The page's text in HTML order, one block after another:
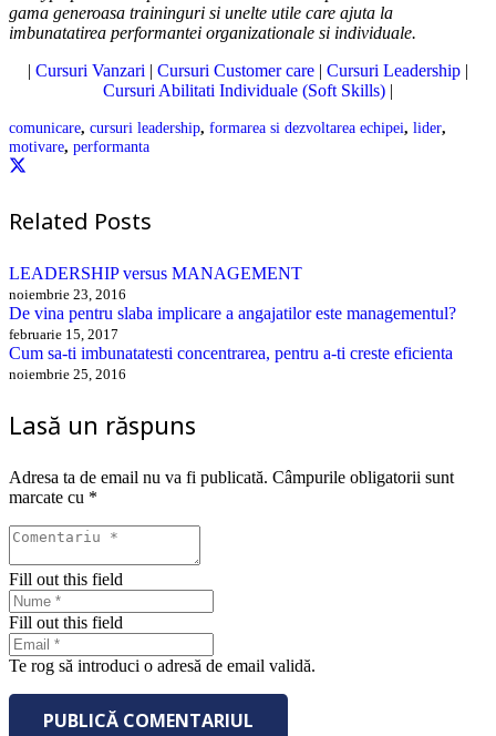
gama generoasa traininguri si unelte utile care ajuta la
imbunatatirea performantei organizationale si individuale.
| Cursuri Vanzari | Cursuri Customer care | Cursuri Leadership |
Cursuri Abilitati Individuale (Soft Skills) |
comunicare, cursuri leadership, formarea si dezvoltarea echipei, lider,
motivare, performanta
Related Posts
LEADERSHIP versus MANAGEMENT
noiembrie 23, 2016
De vina pentru slaba implicare a angajatilor este managementul?
februarie 15, 2017
Cum sa-ti imbunatatesti concentrarea, pentru a-ti creste eficienta
noiembrie 25, 2016
Lasă un răspuns
Adresa ta de email nu va fi publicată. Câmpurile obligatorii sunt
marcate cu *
Fill out this field
Fill out this field
Te rog să introduci o adresă de email validă.
PUBLICĂ COMENTARIUL